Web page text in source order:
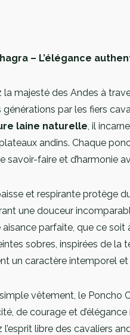
– L’élégance
la majesté des Andes à
par les fiers
laine naturelle, il
andins. Chaque
savoir-faire et d’harmonie
et respirante protège
une douceur
aisance parfaite, que ce soit
sobres, inspirées de la
un caractère intemporel et
simple vêtement, le Poncho
de courage et
libre des cavaliers